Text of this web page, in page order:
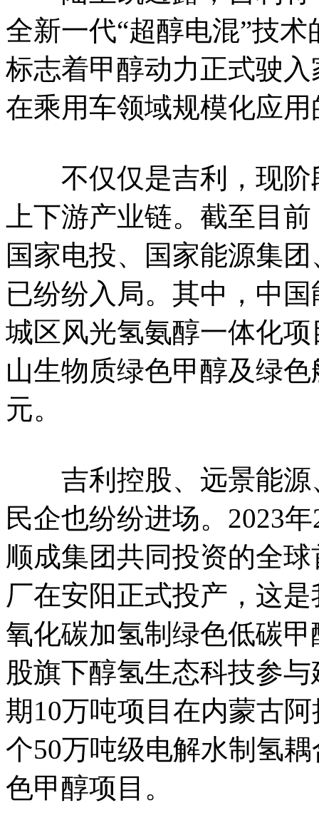
全新一代“超醇电混”技
标志着甲醇动力正式驶
在乘用车领域规模化应
不仅仅是吉利，现阶
上下游产业链。截至目
国家电投、国家能源集
已纷纷入局。其中，中
城区风光氢氨醇一体化
山生物质绿色甲醇及绿
元。
吉利控股、远景能源
民企也纷纷进场。2023
顺成集团共同投资的全
厂在安阳正式投产，这
氧化碳加氢制绿色低碳
股旗下醇氢生态科技参
期10万吨项目在内蒙古
个50万吨级电解水制氢
色甲醇项目。